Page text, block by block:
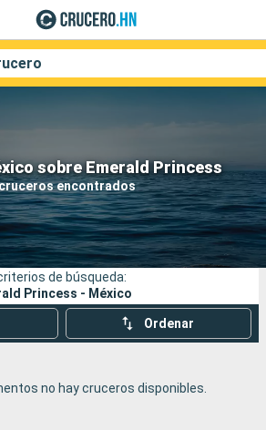
sobre Emerald Princess
encontrados
Compañías
Buscar
de búsqueda:
Princess - México
Ordenar
no hay cruceros disponibles.